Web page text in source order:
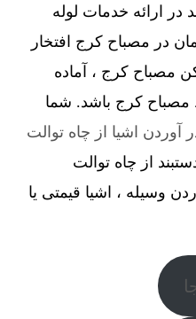
در ارائه خدمات لوله
در مصباح کرج افتخار
مصباح کرج ، آماده
مصباح کرج باشد. شما
آوردن اشیا از چاه توالت
از چاه توالت
وسیله ، اشیا قیمتی یا